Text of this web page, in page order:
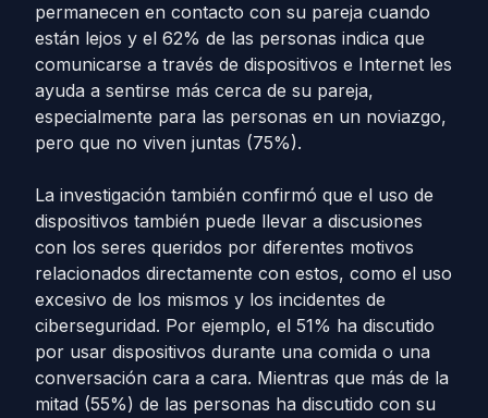
permanecen en contacto con su pareja cuando
están lejos y el 62% de las personas indica que
comunicarse a través de dispositivos e Internet les
ayuda a sentirse más cerca de su pareja,
especialmente para las personas en un noviazgo,
pero que no viven juntas (75%).
La investigación también confirmó que el uso de
dispositivos también puede llevar a discusiones
con los seres queridos por diferentes motivos
relacionados directamente con estos, como el uso
excesivo de los mismos y los incidentes de
ciberseguridad. Por ejemplo, el 51% ha discutido
por usar dispositivos durante una comida o una
conversación cara a cara. Mientras que más de la
mitad (55%) de las personas ha discutido con su